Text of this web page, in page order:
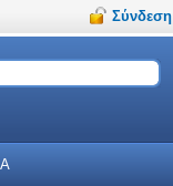
Σύνδεση